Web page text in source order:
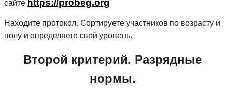
сайте https://probeg.org
Находите протокол. Сортируете участников по возрасту и
полу и определяете свой уровень.
Второй критерий. Разрядные
нормы.